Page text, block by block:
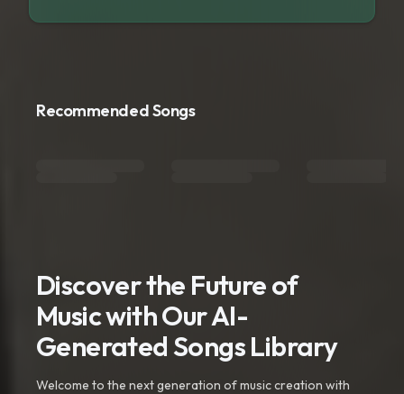
Recommended Songs
Discover the Future of
Music with Our AI-
Generated Songs Library
Welcome to the next generation of music creation with